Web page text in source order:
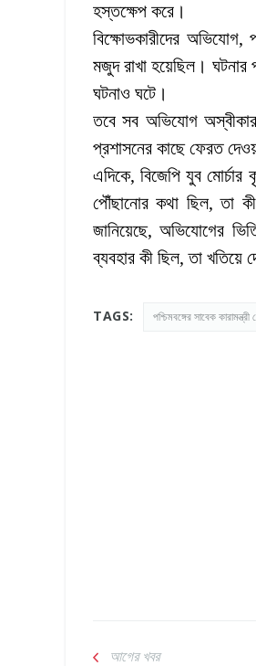
হস্তক্ষেপ করে।
বিক্ষোভকারীদের অভিযোগ,
মজুদ রাখা হয়েছিল। ঘটনার
ঘটনাও ঘটে।
তবে সব অভিযোগ অস্বীকার
প্রশাসনের কাছে ফেরত
এদিকে, বিজেপি যুব
পৌঁছানোর কথা ছিল, তা
জানিয়েছে, অভিযোগের
ব্যবহার কী ছিল, তা খতিয়ে
TAGS: পশ্চিমবঙ্গের সাবেক
আগের খবর